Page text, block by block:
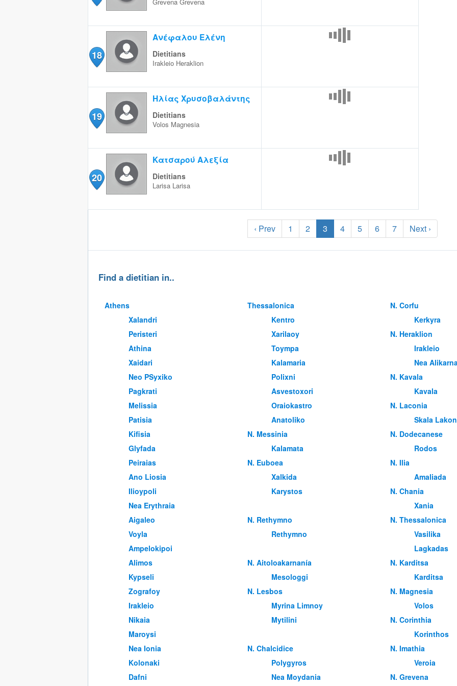
18
Ανέφαλου Ελένη
Dietitians
Irakleio Heraklion
19
Ηλίας Χρυσοβαλάντης
Dietitians
Volos Magnesia
20
Κατσαρού Αλεξία
Dietitians
Larisa Larisa
‹ Prev 1 2 3 4 5 6 7 Next ›
Find a dietitian in..
Athens
Xalandri
Peristeri
Athina
Xaidari
Neo PSyxiko
Pagkrati
Melissia
Patisia
Kifisia
Glyfada
Peiraias
Ano Liosia
Ilioypoli
Nea Erythraia
Aigaleo
Voyla
Ampelokipoi
Alimos
Kypseli
Zografoy
Irakleio
Nikaia
Maroysi
Nea Ionia
Kolonaki
Dafni
Thessalonica
Kentro
Xarilaoy
Toympa
Kalamaria
Polixni
Asvestoxori
Oraiokastro
Anatoliko
Ν. Corfu
Kerkyra
Ν. Heraklion
Irakleio
Nea
Ν. Kavala
Kavala
Ν. Laconia
Skala
Ν. Messinia
Kalamata
Ν. Dodecanese
Rodos
Ν. Euboea
Xalkida
Karystos
Ν. Ilia
Amaliada
Ν. Chania
Xania
Ν. Rethymno
Rethymno
Ν. Thessalonica
Vasilika
Lagkadas
Ν. Aitoloakarnanía
Mesologgi
Ν. Karditsa
Karditsa
Ν. Lesbos
Myrina Limnoy
Mytilini
Ν. Magnesia
Volos
Ν. Corinthia
Korinthos
Ν. Chalcidice
Polygyros
Nea Moydania
Ν. Imathia
Veroia
Ν. Grevena